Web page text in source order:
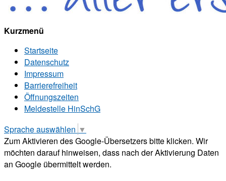
Kurzmenü
Startseite
Datenschutz
Impressum
Barrierefreiheit
Öffnungszeiten
Meldestelle HinSchG
Sprache auswählen ▼
Zum Aktivieren des Google-Übersetzers bitte klicken. Wir
möchten darauf hinweisen, dass nach der Aktivierung Daten
an Google übermittelt werden.